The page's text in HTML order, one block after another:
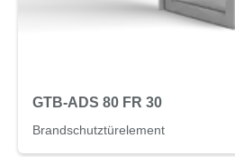
GTB-ADS 80 FR 30
Brandschutztürelement